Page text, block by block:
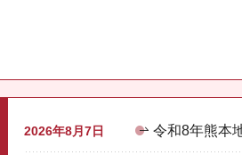
2026年8月7日 令和8年熊本